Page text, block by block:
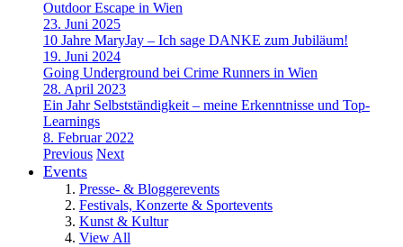
Outdoor Escape in Wien
23. Juni 2025
10 Jahre MaryJay – Ich sage DANKE zum Jubiläum!
19. Juni 2024
Going Underground bei Crime Runners in Wien
28. April 2023
Ein Jahr Selbstständigkeit – meine Erkenntnisse und Top-
Learnings
8. Februar 2022
Previous Next
Events
Presse- & Bloggerevents
Festivals, Konzerte & Sportevents
Kunst & Kultur
View All